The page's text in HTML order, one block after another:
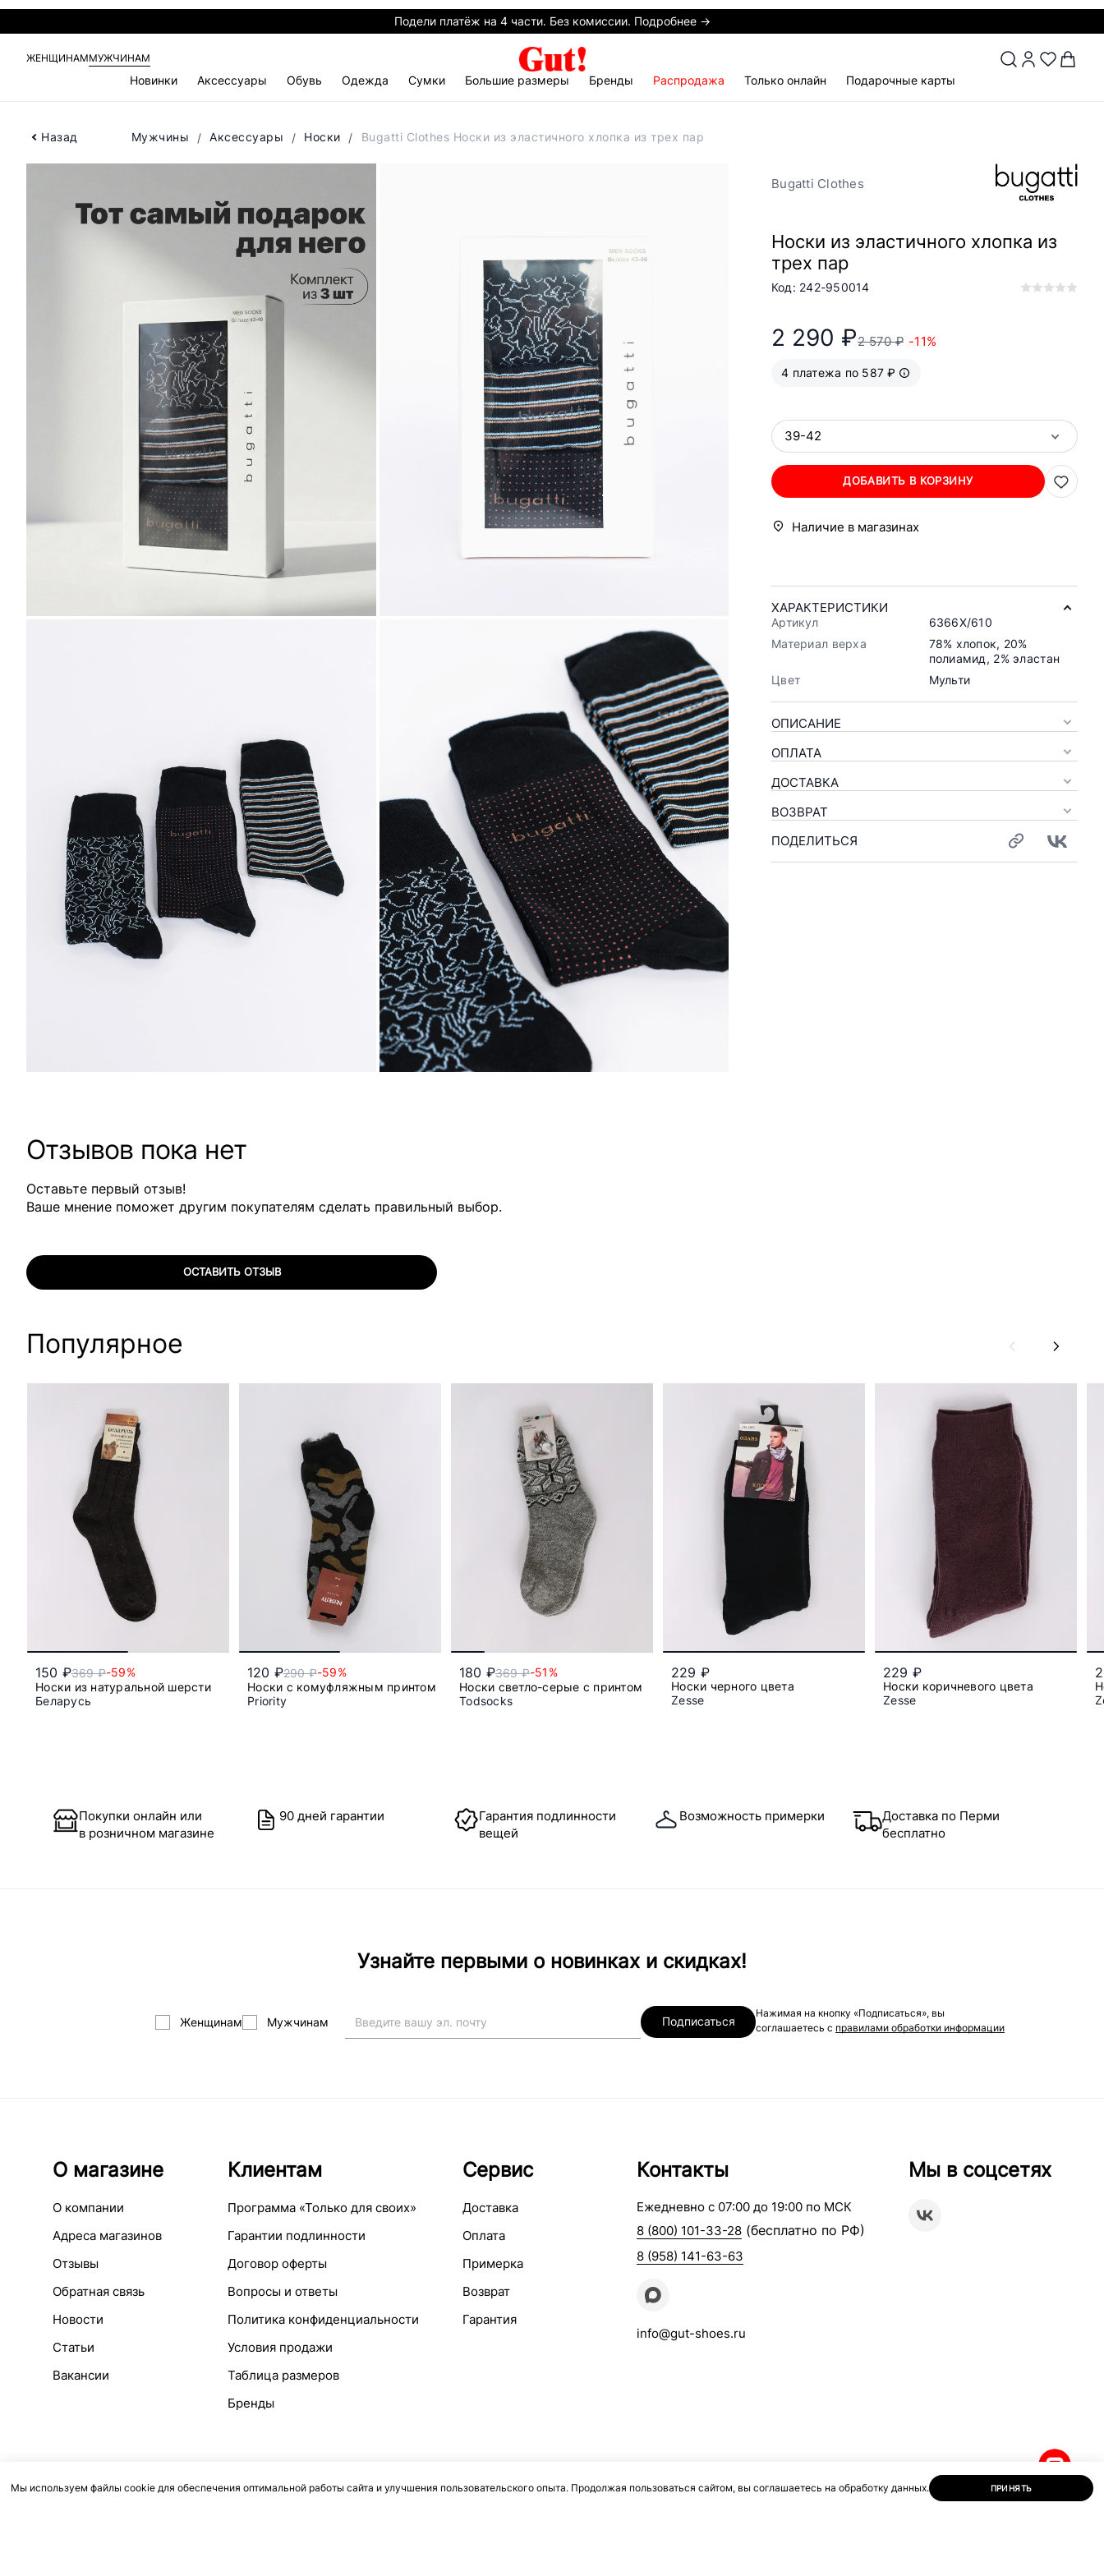
Подели платёж на 4 части. Без комиссии. Подробнее →
ЖЕНЩИНАММУЖЧИНАМ
Новинки Аксессуары Обувь Одежда Сумки Большие размеры Бренды Распродажа Только онлайн Подарочные карты
Назад Мужчины Аксессуары Носки Bugatti Clothes Носки из эластичного хлопка из трех пар
Bugatti Clothes
Носки из эластичного хлопка из
трех пар
Код: 242-950014
2 290 ₽2 570 ₽ -11%
4 платежа по 587 ₽
39-42
ДОБАВИТЬ В КОРЗИНУ
Наличие в магазинах
ХАРАКТЕРИСТИКИ
Артикул
6366X/610
Материал верха
78% хлопок, 20%
полиамид, 2% эластан
Цвет
Мульти
ОПИСАНИЕ
ОПЛАТА
ДОСТАВКА
ВОЗВРАТ
ПОДЕЛИТЬСЯ
Отзывов пока нет
Оставьте первый отзыв!
Ваше мнение поможет другим покупателям сделать правильный выбор.
ОСТАВИТЬ ОТЗЫВ
Популярное
150 ₽369 ₽-59%
Носки из натуральной шерсти
Беларусь
120 ₽290 ₽-59%
Носки с комуфляжным принтом
Priority
180 ₽369 ₽-51%
Носки светло-серые с принтом
Todsocks
229 ₽
Носки черного цвета
Zesse
229 ₽
Носки коричневого цвета
Zesse
Покупки онлайн или
в розничном магазине
90 дней гарантии
Гарантия подлинности
вещей
Возможность примерки
Доставка по Перми
бесплатно
Узнайте первыми о новинках и скидках!
Женщинам Мужчинам Подписаться
Нажимая на кнопку «Подписаться», вы
соглашаетесь с правилами обработки информации
О магазине
О компании
Адреса магазинов
Отзывы
Обратная связь
Новости
Статьи
Вакансии
Клиентам
Программа «Только для своих»
Гарантии подлинности
Договор оферты
Вопросы и ответы
Политика конфиденциальности
Условия продажи
Таблица размеров
Бренды
Сервис
Доставка
Оплата
Примерка
Возврат
Гарантия
Контакты
Ежедневно с 07:00 до 19:00 по МСК
8 (800) 101-33-28 (бесплатно по РФ)
8 (958) 141-63-63
info@gut-shoes.ru
Мы в соцсетях
Мы используем файлы cookie для обеспечения оптимальной работы сайта и улучшения пользовательского опыта. Продолжая пользоваться сайтом, вы соглашаетесь на обработку данных. ПРИНЯТЬ